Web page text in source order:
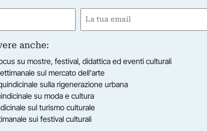
Email
anche:
su mostre, festival, didattica ed eventi culturali
sul mercato dell'arte
sulla rigenerazione urbana
su moda e cultura
sul turismo culturale
sui festival culturali